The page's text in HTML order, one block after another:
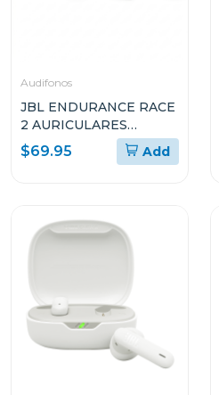
Audifonos
JBL ENDURANCE RACE
2 AURICULARES
DEPORTIVOS TRUE
WIRELESS
$69.95 Add